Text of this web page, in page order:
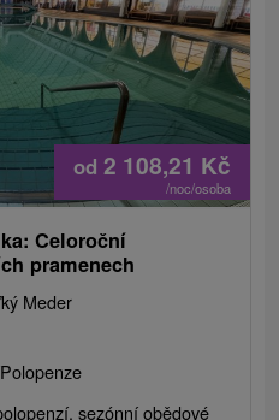
od 2 108,21 Kč
/noc/osoba
Celoroční
pramenech
Meder
Polopenze
sezónní obědové